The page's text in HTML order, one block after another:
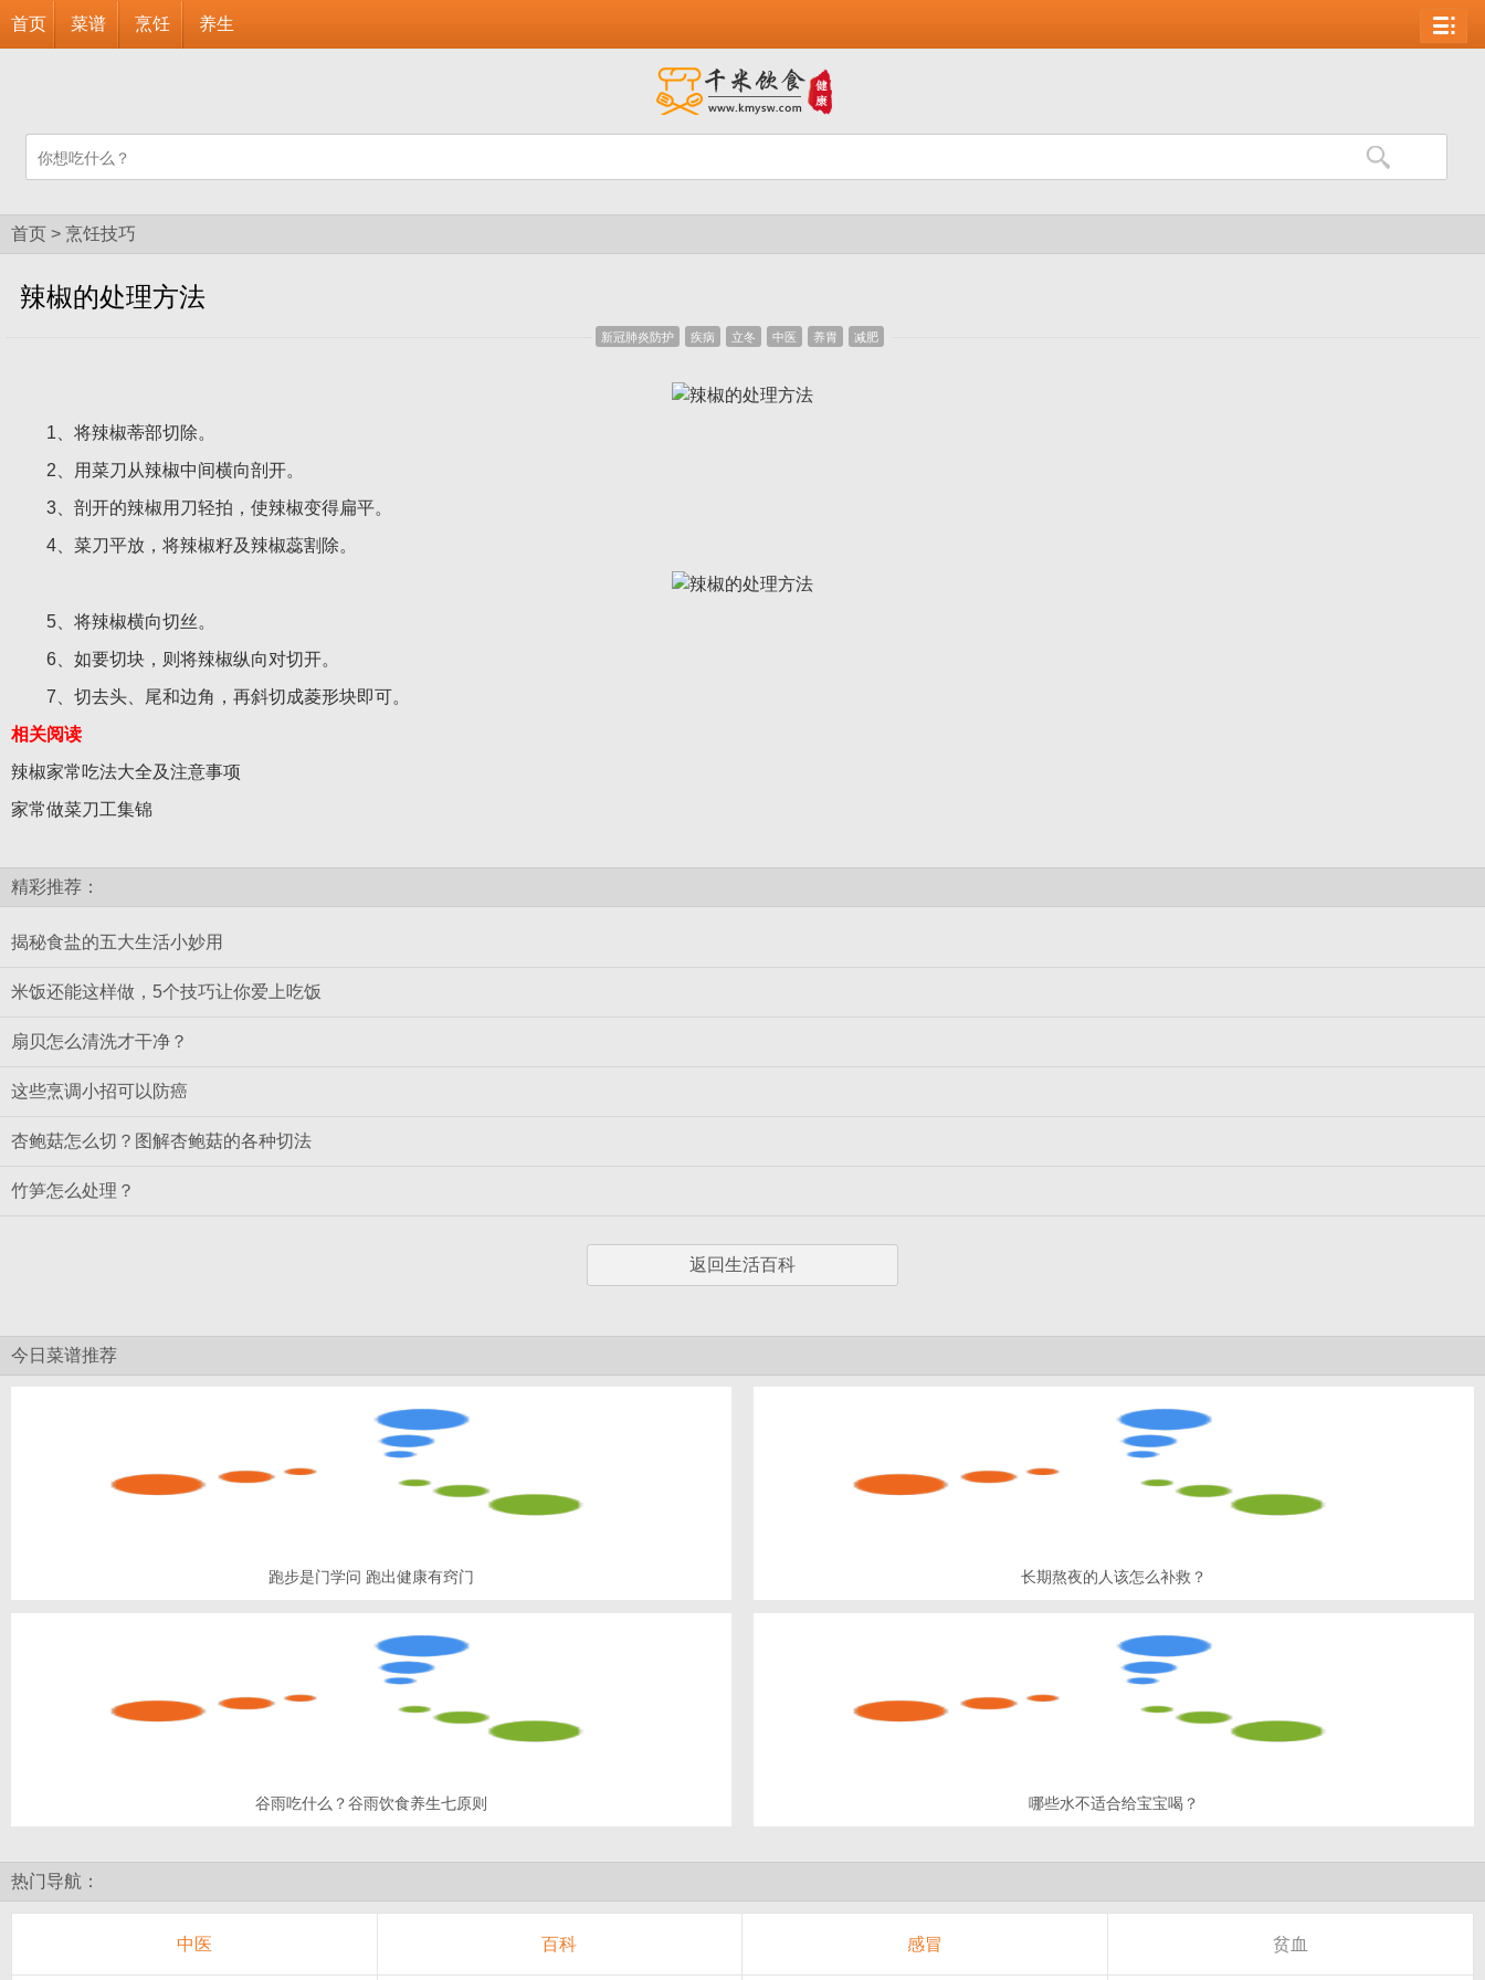
首页 菜谱 烹饪 养生
首页 > 烹饪技巧
辣椒的处理方法
新冠肺炎防护 疾病 立冬 中医 养胃 减肥
1、将辣椒蒂部切除。
2、用菜刀从辣椒中间横向剖开。
3、剖开的辣椒用刀轻拍，使辣椒变得扁平。
4、菜刀平放，将辣椒籽及辣椒蕊割除。
5、将辣椒横向切丝。
6、如要切块，则将辣椒纵向对切开。
7、切去头、尾和边角，再斜切成菱形块即可。
相关阅读
辣椒家常吃法大全及注意事项
家常做菜刀工集锦
精彩推荐：
揭秘食盐的五大生活小妙用
米饭还能这样做，5个技巧让你爱上吃饭
扇贝怎么清洗才干净？
这些烹调小招可以防癌
杏鲍菇怎么切？图解杏鲍菇的各种切法
竹笋怎么处理？
返回生活百科
今日菜谱推荐
跑步是门学问 跑出健康有窍门 长期熬夜的人该怎么补救？
谷雨吃什么？谷雨饮食养生七原则 哪些水不适合给宝宝喝？
热门导航：
中医 百科 感冒 贫血